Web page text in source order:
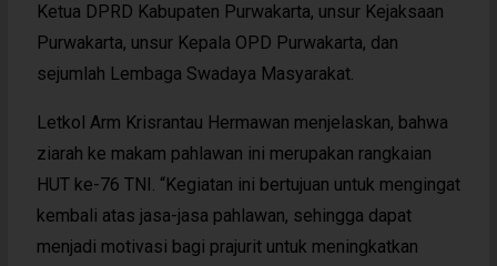
Ketua DPRD Kabupaten Purwakarta, unsur Kejaksaan
Purwakarta, unsur Kepala OPD Purwakarta, dan
sejumlah Lembaga Swadaya Masyarakat.
Letkol Arm Krisrantau Hermawan menjelaskan, bahwa
ziarah ke makam pahlawan ini merupakan rangkaian
HUT ke-76 TNI. “Kegiatan ini bertujuan untuk mengingat
kembali atas jasa-jasa pahlawan, sehingga dapat
menjadi motivasi bagi prajurit untuk meningkatkan